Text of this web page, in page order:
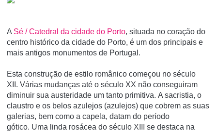
A Sé / Catedral da cidade do Porto, situada no coração do
centro histórico da cidade do Porto, é um dos principais e
mais antigos monumentos de Portugal.
Esta construção de estilo românico começou no século
XII. Várias mudanças até o século XX não conseguiram
diminuir sua austeridade um tanto primitiva. A sacristia, o
claustro e os belos azulejos (azulejos) que cobrem as suas
galerias, bem como a capela, datam do período
gótico. Uma linda rosácea do século XIII se destaca na